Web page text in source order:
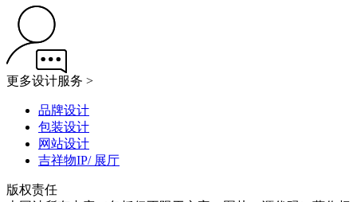
更多设计服务 >
品牌设计
包装设计
网站设计
吉祥物IP/ 展厅
版权责任